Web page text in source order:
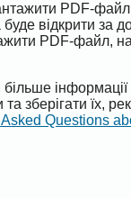
PDF-
відкрити за
PDF-файл,
зберігати їх,
Questions